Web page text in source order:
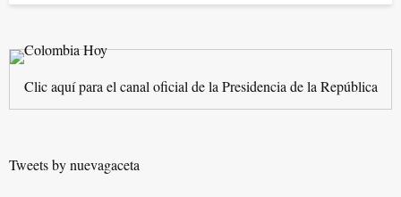
Clic aquí para el canal oficial de la Presidencia de la República
Tweets by nuevagaceta